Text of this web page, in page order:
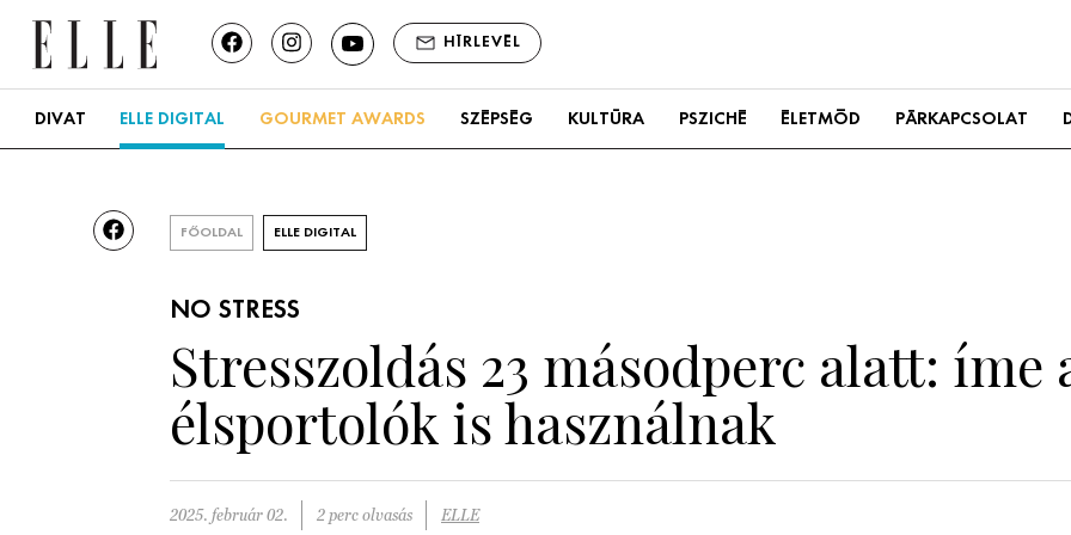
HÍRLEVÉL
DIVAT ELLE DIGITAL GOURMET AWARDS SZÉPSÉG KULTÚRA PSZICHÉ ÉLETMÓD PÁRKAPCSOLAT
FŐOLDAL ELLE DIGITAL
NO STRESS
Stresszoldás 23 másodperc alatt:
élsportolók is használnak
2025. február 02. 2 perc olvasás ELLE